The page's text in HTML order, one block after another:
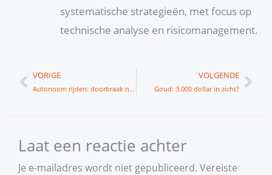
systematische strategieën, met focus op
technische analyse en risicomanagement.
Vorige
VORIGE
Autonoom rijden: doorbraak nabij?
VOLGENDE
Goud: 3.000 dollar in zicht?
Laat een reactie achter
Je e-mailadres wordt niet gepubliceerd. Vereiste